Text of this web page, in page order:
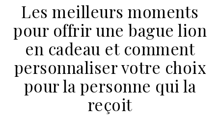
Les meilleurs moments
pour offrir une bague lion
en cadeau et comment
personnaliser votre choix
pour la personne qui la
reçoit